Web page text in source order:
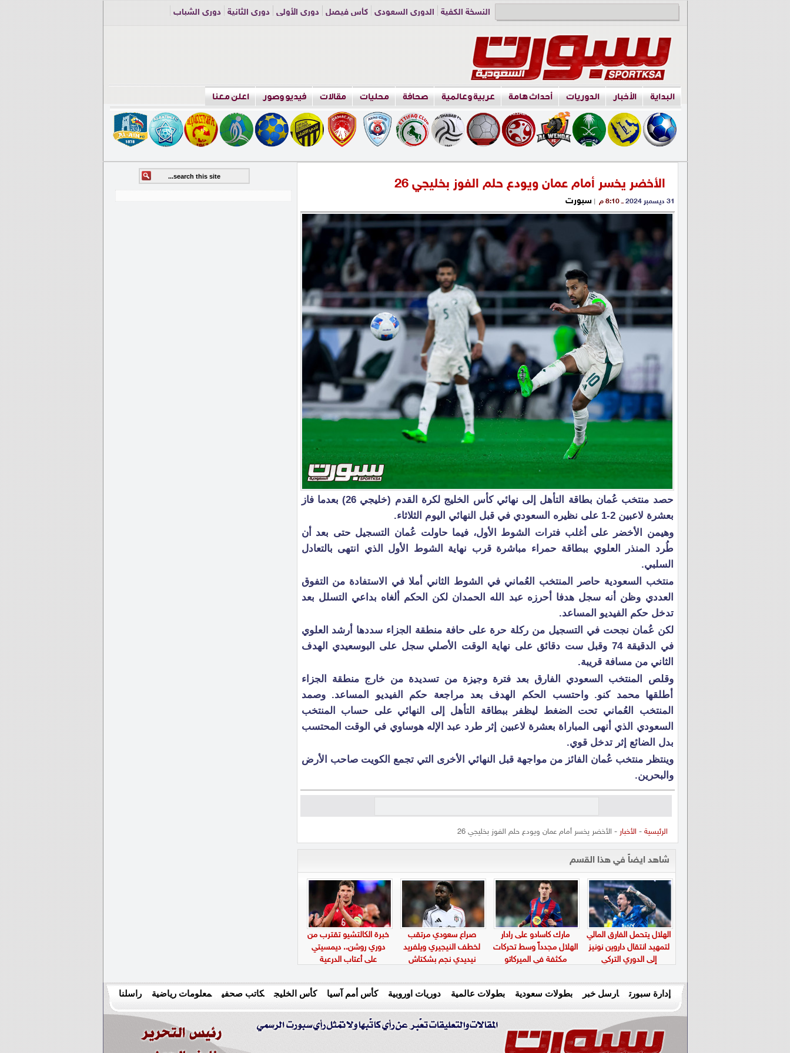
النسخة الكفية الدوري السعودي كأس فيصل دوري الأولى دوري الثانية
دوري الشباب
البداية الأخبار الدوريات أحداث هامة عربية وعالمية صحافة محليات مقالات فيديو وصور اعلن معنا
الأخضر يخسر أمام عمان ويودع حلم الفوز بخليجي 26
31 ديسمبر 2024 ــ 8:10 م | سبورت
حصد منتخب عُمان بطاقة التأهل إلى نهائي كأس الخليج لكرة القدم (خليجي 26) بعدما فاز
بعشرة لاعبين 2-1 على نظيره السعودي في قبل النهائي اليوم الثلاثاء.
وهيمن الأخضر على أغلب فترات الشوط الأول، فيما حاولت عُمان التسجيل حتى بعد أن
طُرد المنذر العلوي ببطاقة حمراء مباشرة قرب نهاية الشوط الأول الذي انتهى بالتعادل
السلبي.
منتخب السعودية حاصر المنتخب العُماني في الشوط الثاني أملا في الاستفادة من التفوق
العددي وظن أنه سجل هدفا أحرزه عبد الله الحمدان لكن الحكم ألغاه بداعي التسلل بعد
تدخل حكم الفيديو المساعد.
لكن عُمان نجحت في التسجيل من ركلة حرة على حافة منطقة الجزاء سددها أرشد العلوي
في الدقيقة 74 وقبل ست دقائق على نهاية الوقت الأصلي سجل على البوسعيدي الهدف
الثاني من مسافة قريبة.
وقلص المنتخب السعودي الفارق بعد فترة وجيزة من تسديدة من خارج منطقة الجزاء
أطلقها محمد كنو. واحتسب الحكم الهدف بعد مراجعة حكم الفيديو المساعد. وصمد
المنتخب العُماني تحت الضغط ليظفر ببطاقة التأهل إلى النهائي على حساب المنتخب
السعودي الذي أنهى المباراة بعشرة لاعبين إثر طرد عبد الإله هوساوي في الوقت المحتسب
بدل الضائع إثر تدخل قوي.
وينتظر منتخب عُمان الفائز من مواجهة قبل النهائي الأخرى التي تجمع الكويت صاحب الأرض
والبحرين.
الرئيسية - الأخبار - الأخضر يخسر أمام عمان ويودع حلم الفوز بخليجي 26
شاهد ايضاً في هذا القسم
الهلال يتحمل الفارق المالي
لتمهيد انتقال داروين نونيز
إلى الدوري التركي
مارك كاسادو على رادار
الهلال مجدداً وسط تحركات
مكثفة في الميركاتو
صراع سعودي مرتقب
لخطف النيجيري ويلفريد
نيديدي نجم بشكتاش
خبرة الكالتشيو تقترب من
دوري روشن.. ديمسيتي
على أعتاب الدرعية
إدارة سبورت ارسل خبر بطولات سعودية بطولات عالمية دوريات اوروبية كأس أمم آسيا كأس الخليج كاتب صحفي معلومات رياضية راسلنا